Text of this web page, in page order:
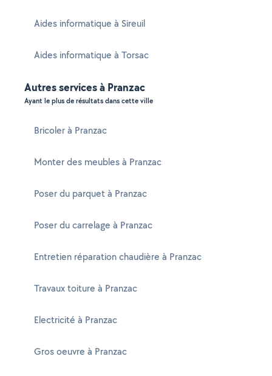
Aides informatique à Sireuil
Aides informatique à Torsac
Autres services à Pranzac
Ayant le plus de résultats dans cette ville
Bricoler à Pranzac
Monter des meubles à Pranzac
Poser du parquet à Pranzac
Poser du carrelage à Pranzac
Entretien réparation chaudière à Pranzac
Travaux toiture à Pranzac
Electricité à Pranzac
Gros oeuvre à Pranzac